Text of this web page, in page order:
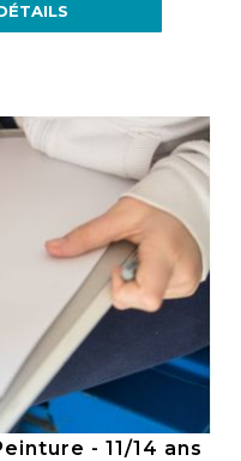
- 11/14 ans